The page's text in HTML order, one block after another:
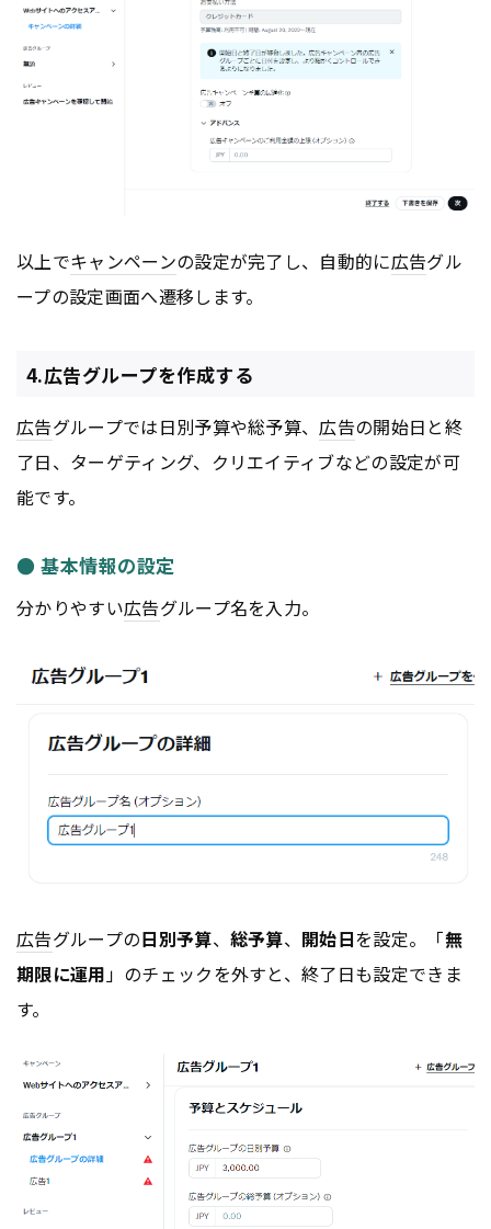
以上でキャンペーンの設定が完了し、自動的に広告グル
ープの設定画面へ遷移します。
4.広告グループを作成する
広告グループでは日別予算や総予算、広告の開始日と終
了日、ターゲティング、クリエイティブなどの設定が可
能です。
● 基本情報の設定
分かりやすい広告グループ名を入力。
広告グループの日別予算、 総予算、 開始日を設定。「無
期限に運用 」のチェックを外すと、終了日も設定できま
す。